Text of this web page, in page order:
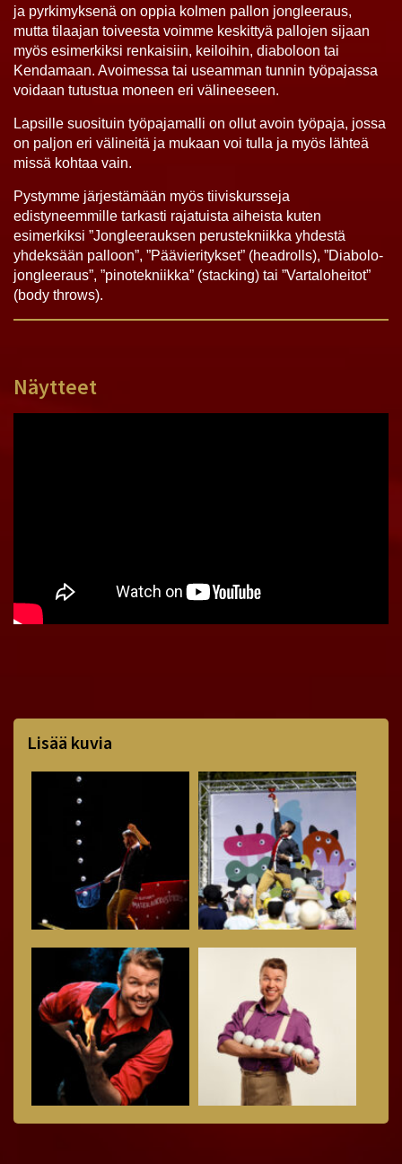
ja pyrkimyksenä on oppia kolmen pallon jongleeraus,
mutta tilaajan toiveesta voimme keskittyä pallojen sijaan
myös esimerkiksi renkaisiin, keiloihin, diaboloon tai
Kendamaan. Avoimessa tai useamman tunnin työpajassa
voidaan tutustua moneen eri välineeseen.
Lapsille suosituin työpajamalli on ollut avoin työpaja, jossa
on paljon eri välineitä ja mukaan voi tulla ja myös lähteä
missä kohtaa vain.
Pystymme järjestämään myös tiiviskursseja
edistyneemmille tarkasti rajatuista aiheista kuten
esimerkiksi ”Jongleerauksen perustekniikka yhdestä
yhdeksään palloon”, ”Päävieritykset” (headrolls), ”Diabolo-
jongleeraus”, ”pinotekniikka” (stacking) tai ”Vartaloheitot”
(body throws).
Näytteet
Lisää kuvia